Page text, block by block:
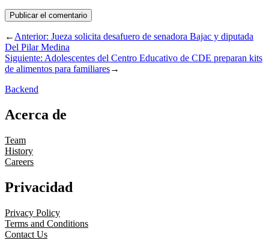
←Anterior: Jueza solicita desafuero de senadora Bajac y diputada
Del Pilar Medina
Siguiente: Adolescentes del Centro Educativo de CDE preparan kits
de alimentos para familiares→
Backend
Acerca de
Team
History
Careers
Privacidad
Privacy Policy
Terms and Conditions
Contact Us